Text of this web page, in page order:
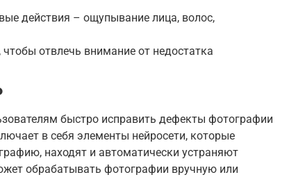
действия – ощупывание лица, волос,
отвлечь внимание от недостатка
быстро исправить дефекты фотографии
в себя элементы нейросети, которые
находят и автоматически устраняют
обрабатывать фотографии вручную или